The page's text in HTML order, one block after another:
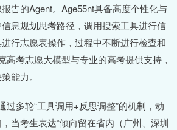
告的Agent。Age55nt具备高度个性化与
息规划思考路径，调用搜索工具进行信
行志愿表操作，过程中不断进行检查和
高考志愿大模型与专业的高考提供支持，
能力。
过多轮“工具调用+反思调整”的机制，动
当考生表达“倾向留在省内（广州、深圳